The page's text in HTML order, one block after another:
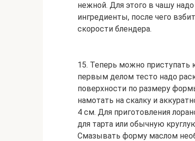
нежной. Для этого в чашу
ингредиенты, после чего
скорости блендера.
15. Теперь можно приступать
первым делом тесто надо
поверхности по размеру
намотать на скалку и
4 см. Для приготовления
для тарта или обычную
Смазывать форму маслом